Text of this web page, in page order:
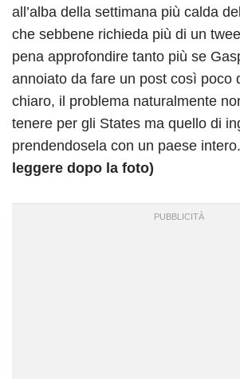
all’alba della settimana più calda
che sebbene richieda più di un
pena approfondire tanto più se
annoiato da fare un post così poco
chiaro, il problema naturalmente
tenere per gli States ma quello di
prendendosela con un paese intero.
leggere dopo la foto)